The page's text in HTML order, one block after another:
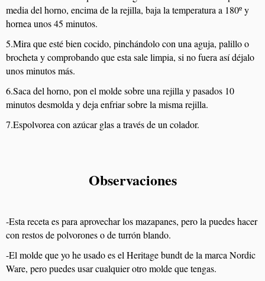
media del horno, encima de la rejilla, baja la temperatura a 180º y
hornea unos 45 minutos.
5.Mira que esté bien cocido, pinchándolo con una aguja, palillo o
brocheta y comprobando que esta sale limpia, si no fuera así déjalo
unos minutos más.
6.Saca del horno, pon el molde sobre una rejilla y pasados 10
minutos desmolda y deja enfriar sobre la misma rejilla.
7.Espolvorea con azúcar glas a través de un colador.
Observaciones
-Esta receta es para aprovechar los mazapanes, pero la puedes hacer
con restos de polvorones o de turrón blando.
-El molde que yo he usado es el Heritage bundt de la marca Nordic
Ware, pero puedes usar cualquier otro molde que tengas.